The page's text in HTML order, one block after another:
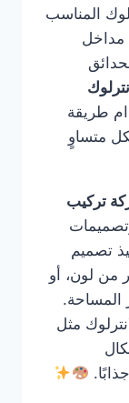
المناسب
مداخل
طريقة
متساوٍ
تركيب
تصميم
من لون، أو
المساحة.
مثل